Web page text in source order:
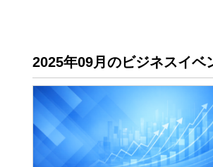
2025年09月のビジネスイベ